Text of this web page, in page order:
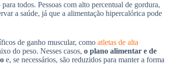
todos. Pessoas com alto percentual de gordura,
a saúde, já que a alimentação hipercalórica pode
de ganho muscular, como atletas de alta
do peso. Nesses casos, o plano alimentar e de
e, se necessários, são reduzidos para manter a forma